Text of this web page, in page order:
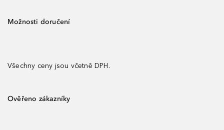
Možnosti doručení
Všechny ceny jsou včetně DPH.
Ověřeno zákazníky